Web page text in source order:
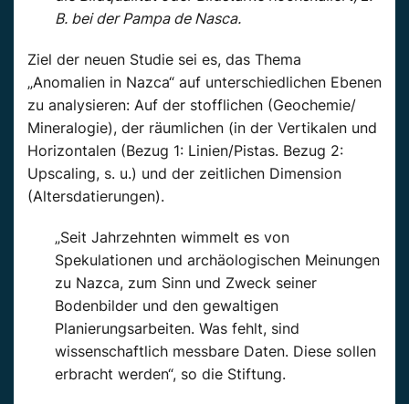
B. bei der Pampa de Nasca.
Ziel der neuen Studie sei es, das Thema
„Anomalien in Nazca“ auf unterschiedlichen Ebenen
zu analysieren: Auf der stofflichen (Geochemie/
Mineralogie), der räumlichen (in der Vertikalen und
Horizontalen (Bezug 1: Linien/Pistas. Bezug 2:
Upscaling, s. u.) und der zeitlichen Dimension
(Altersdatierungen).
„Seit Jahrzehnten wimmelt es von
Spekulationen und archäologischen Meinungen
zu Nazca, zum Sinn und Zweck seiner
Bodenbilder und den gewaltigen
Planierungsarbeiten. Was fehlt, sind
wissenschaftlich messbare Daten. Diese sollen
erbracht werden“, so die Stiftung.